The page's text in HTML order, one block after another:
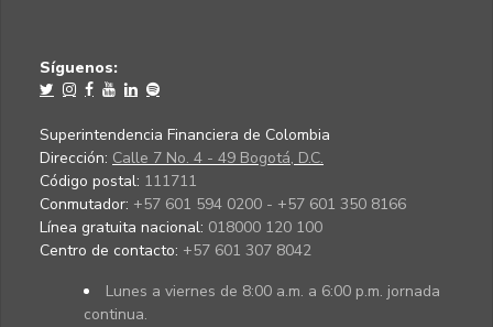
Síguenos:
Superintendencia Financiera de Colombia
Dirección: Calle 7 No. 4 - 49 Bogotá, D.C.
Código postal: 111711
Conmutador: +57 601 594 0200 - +57 601 350 8166
Línea gratuita nacional: 018000 120 100
Centro de contacto: +57 601 307 8042
Lunes a viernes de 8:00 a.m. a 6:00 p.m. jornada
continua.